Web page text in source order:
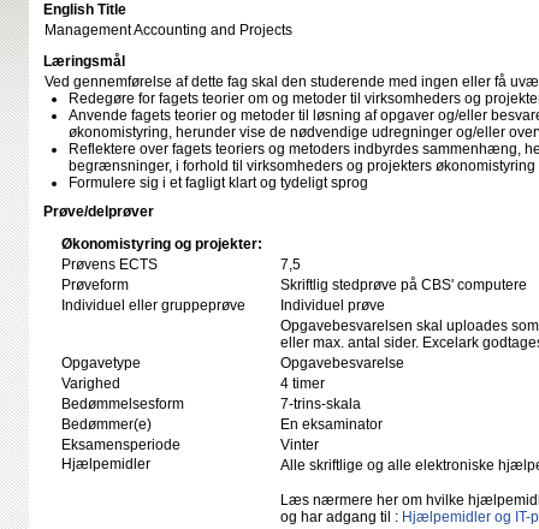
English Title
Management Accounting and Projects
Læringsmål
Ved gennemførelse af dette fag skal den studerende med ingen eller få
Redegøre for fagets teorier om og metoder til virksomheders og
Anvende fagets teorier og metoder til løsning af opgaver og/eller
økonomistyring, herunder vise de nødvendige udregninger og/eller
Reflektere over fagets teoriers og metoders indbyrdes sammenhæng,
begrænsninger, i forhold til virksomheders og projekters økonomistyring
Formulere sig i et fagligt klart og tydeligt sprog
Prøve/delprøver
Økonomistyring og projekter:
Prøvens ECTS
7,5
Prøveform
Skriftlig stedprøve på CBS' computere
Individuel eller gruppeprøve
Individuel prøve
Opgavebesvarelsen skal uploades
eller max. antal sider. Excelark
Opgavetype
Opgavebesvarelse
Varighed
4 timer
Bedømmelsesform
7-trins-skala
Bedømmer(e)
En eksaminator
Eksamensperiode
Vinter
Hjælpemidler
Alle skriftlige og alle elektroniske
Læs nærmere her om hvilke
og har adgang til : Hjælpemidler og IT-